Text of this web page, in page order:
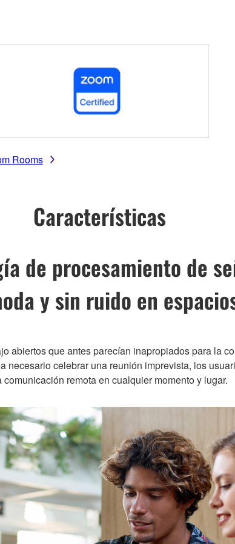
Rooms
Características
de procesamiento de
y sin ruido en
abiertos que antes parecían inapropiados para la
necesario celebrar una reunión imprevista, los
remota en cualquier momento y lugar.